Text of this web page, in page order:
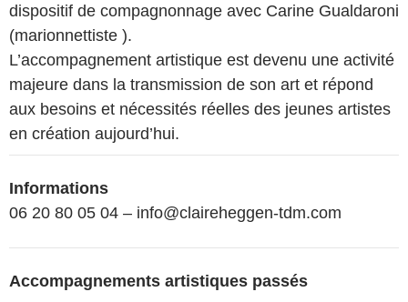
dispositif de compagnonnage avec Carine Gualdaroni
(marionnettiste ).
L’accompagnement artistique est devenu une activité
majeure dans la transmission de son art et répond
aux besoins et nécessités réelles des jeunes artistes
en création aujourd’hui.
Informations
06 20 80 05 04 – info@claireheggen-tdm.com
Accompagnements artistiques passés